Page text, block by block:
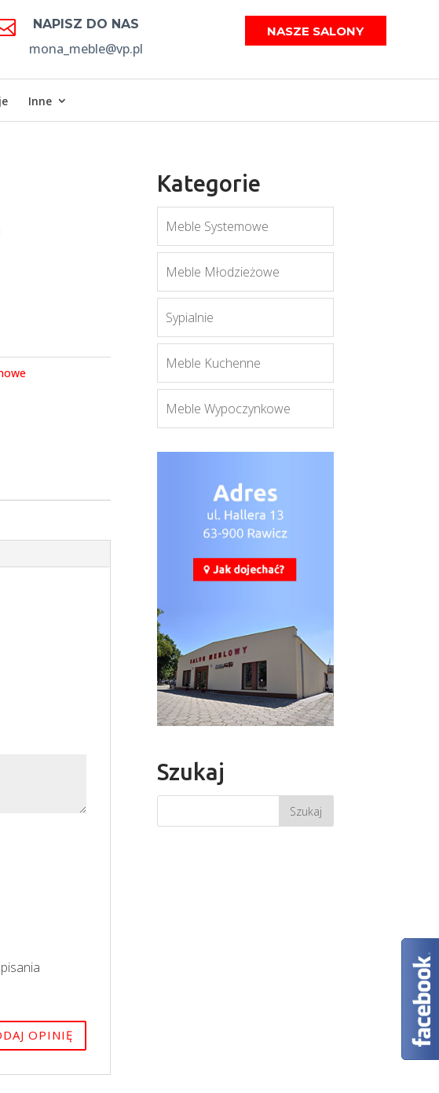
NAPISZ DO NAS
mona_meble@vp.pl
NASZE SALONY
Inne
Kategorie
Meble Systemowe
Meble Młodzieżowe
Sypialnie
Meble Kuchenne
Meble Wypoczynkowe
Szukaj